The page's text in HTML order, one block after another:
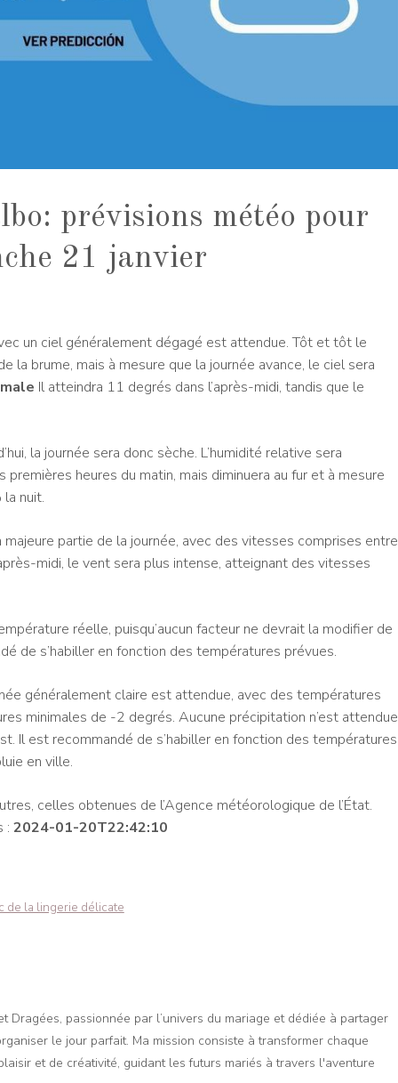
prévisions météo pour
21 janvier
un ciel généralement dégagé est attendue. Tôt et tôt le
la brume, mais à mesure que la journée avance, le ciel sera
Il atteindra 11 degrés dans l’après-midi, tandis que le
la journée sera donc sèche. L’humidité relative sera
heures du matin, mais diminuera au fur et à mesure
nuit.
majeure partie de la journée, avec des vitesses comprises entre
midi, le vent sera plus intense, atteignant des vitesses
réelle, puisqu’aucun facteur ne devrait la modifier de
de s’habiller en fonction des températures prévues.
généralement claire est attendue, avec des températures
minimales de -2 degrés. Aucune précipitation n’est attendue
Il est recommandé de s’habiller en fonction des températures
en ville.
celles obtenues de l’Agence météorologique de l’État.
: 2024-01-20T22:42:10
de la lingerie délicate
Dragées, passionnée par l’univers du mariage et dédiée à partager
le jour parfait. Ma mission consiste à transformer chaque
et de créativité, guidant les futurs mariés à travers l'aventure